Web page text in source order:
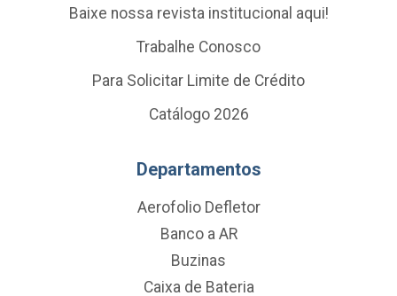
Baixe nossa revista institucional aqui!
Trabalhe Conosco
Para Solicitar Limite de Crédito
Catálogo 2026
Departamentos
Aerofolio Defletor
Banco a AR
Buzinas
Caixa de Bateria